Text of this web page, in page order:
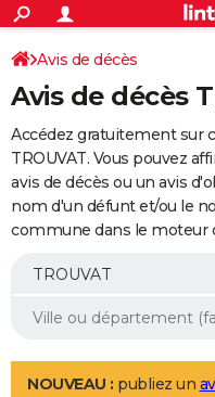
ACTUALITÉS
Politique
Société
Faits Divers
Education
Monde
Villes
+
SPORT
Coupe du monde 2026
Football
Tennis
Cyclisme
Rugby
Forum
Programme TV
TNT
Streaming
Cinéma
Sorties cinéma
Musique
+
FINANCE
Retraite
Epargne
Immobilier
Risques naturels par ville
Banque
Assurance
AUTO
Essais
Réserver un essai
Citadines
Berlines
SUV
Forum auto
+
Mobiles
Meilleur smartphone
Internet
Ordinateurs
Jeux vidéo
Guide high-tech
Aménagement intérieur
LIFESTYLE
Avis de décès
Avis de décès
Accédez gratuitement sur
TROUVAT. Vous pouvez
avis de décès ou un avis
nom d'un défunt et/ou le
commune dans le moteur
NOUVEAU : publiez un